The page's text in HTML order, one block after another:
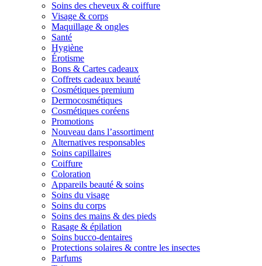
Soins des cheveux & coiffure
Visage & corps
Maquillage & ongles
Santé
Hygiène
Érotisme
Bons & Cartes cadeaux
Coffrets cadeaux beauté
Cosmétiques premium
Dermocosmétiques
Cosmétiques coréens
Promotions
Nouveau dans l’assortiment
Alternatives responsables
Soins capillaires
Coiffure
Coloration
Appareils beauté & soins
Soins du visage
Soins du corps
Soins des mains & des pieds
Rasage & épilation
Soins bucco-dentaires
Protections solaires & contre les insectes
Parfums